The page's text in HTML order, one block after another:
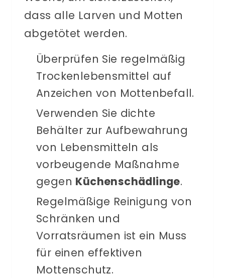
dass alle Larven und Motten
abgetötet werden.
Überprüfen Sie regelmäßig
Trockenlebensmittel auf
Anzeichen von Mottenbefall.
Verwenden Sie dichte
Behälter zur Aufbewahrung
von Lebensmitteln als
vorbeugende Maßnahme
gegen Küchenschädlinge.
Regelmäßige Reinigung von
Schränken und
Vorratsräumen ist ein Muss
für einen effektiven
Mottenschutz.